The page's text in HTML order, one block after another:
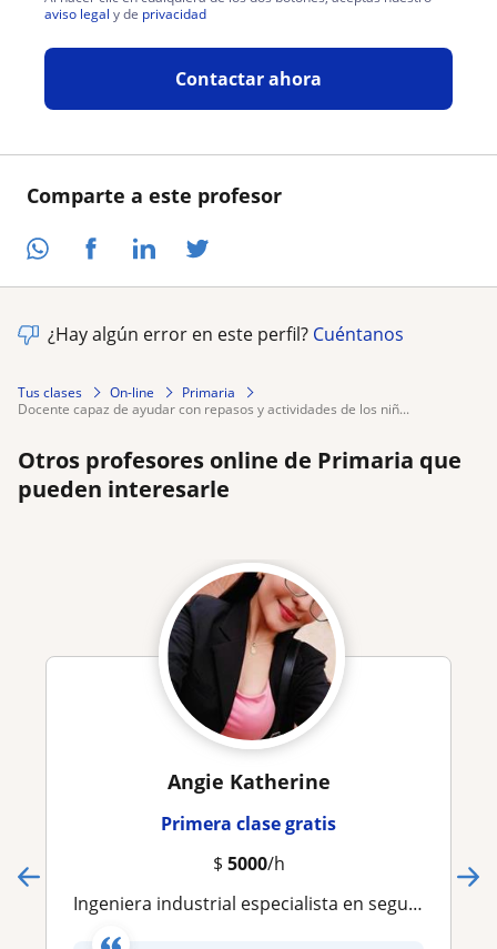
Comparte a este profesor
aviso legal y de privacidad
Contactar ahora
¿Hay algún error en este perfil? Cuéntanos
Tus clases On-line
Primaria
docente capaz de ayudar con repasos y actividades de los niñ...
Otros profesores online de Primaria que
pueden interesarle
Angie Katherine
Primera clase gratis
$ 5000/h
Ingeniera industrial especialista en seguridad y salud